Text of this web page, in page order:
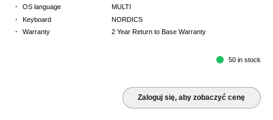
· OS language MULTI
· Keyboard NORDICS
· Warranty 2 Year Return to Base Warranty
50 in stock
Zaloguj się, aby zobaczyć cenę